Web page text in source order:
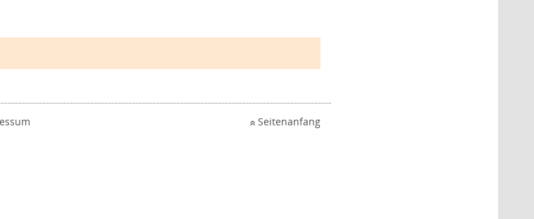
Seitenanfang